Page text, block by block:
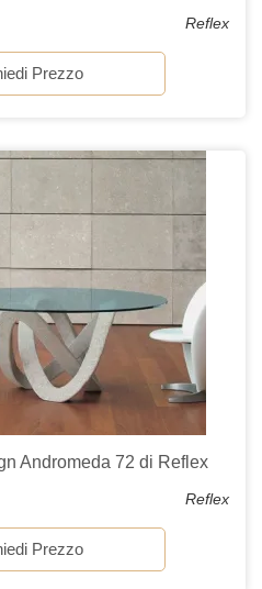
Reflex
Prezzo
Andromeda 72 di Reflex
Reflex
Prezzo